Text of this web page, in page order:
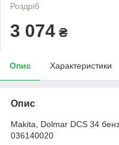
Роздріб
3 074 ₴
Опис Характеристики
Опис
Makita, Dolmar DCS 34
036140020